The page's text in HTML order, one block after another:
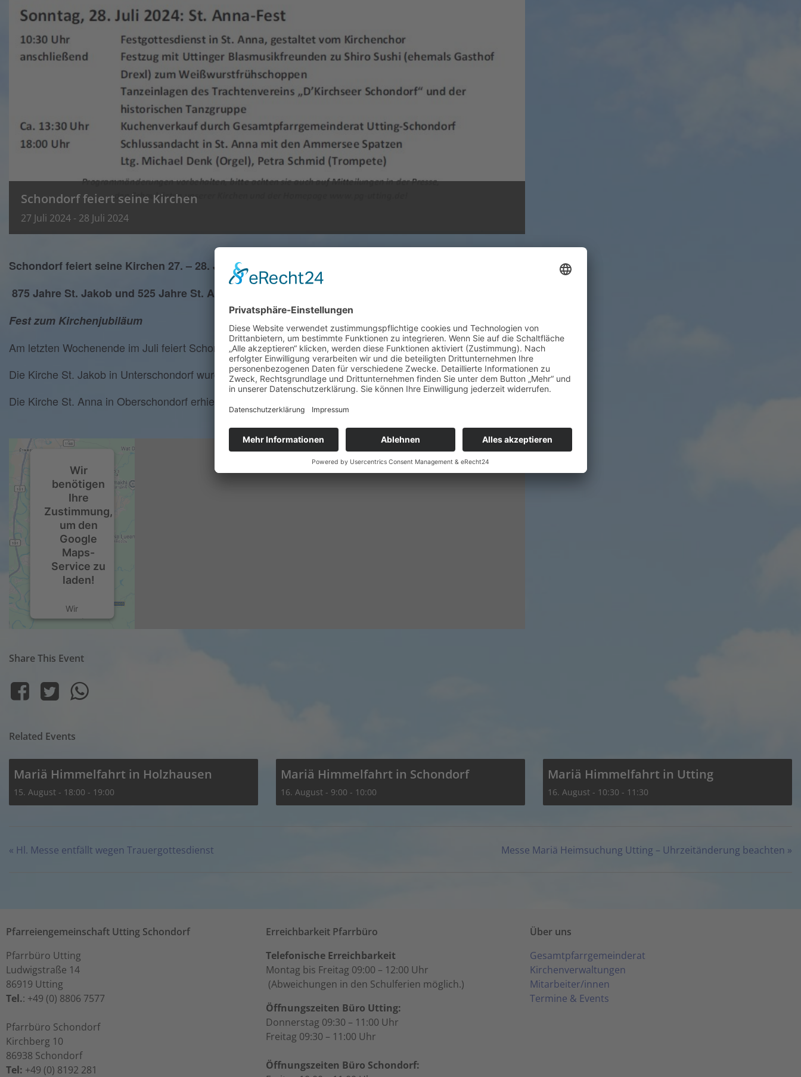
Schondorf feiert seine Kirchen
27 Juli 2024 - 28 Juli 2024
Schondorf feiert seine Kirchen 27. – 28. Juli 2024,
875 Jahre St. Jakob und 525 Jahre St. Anna
Fest zum Kirchenjubiläum
Am letzten Wochenende im Juli feiert Schondorf seine beiden historischen Kirchen.
Die Kirche St. Jakob in Unterschondorf wurde 1149 zum ersten Mal erwähnt.
Die Kirche St. Anna in Oberschondorf erhielt 1499 ihre Weihe.
Wir
benötigen
Ihre
Zustimmung,
um den
Google
Maps-
Service zu
laden!
Wir
verwenden
Drittanbieters,
Karteninhalte
einzubetten.
Daten zu
Aktivitäten
sammeln.
die Details
durch und
des Service
powered by
Usercentrics
Consent
Platform &
eRecht24
Share This Event
Related Events
Mariä Himmelfahrt in Holzhausen
15. August - 18:00 - 19:00
Mariä Himmelfahrt in Schondorf
16. August - 9:00 - 10:00
Mariä Himmelfahrt in Utting
16. August - 10:30 - 11:30
« Hl. Messe entfällt wegen Trauergottesdienst Messe Mariä Heimsuchung Utting – Uhrzeitänderung beachten »
Pfarreiengemeinschaft Utting Schondorf
Pfarrbüro Utting
Ludwigstraße 14
86919 Utting
Tel.: +49 (0) 8806 7577
Pfarrbüro Schondorf
Kirchberg 10
86938 Schondorf
Tel: +49 (0) 8192 281
Erreichbarkeit Pfarrbüro
Telefonische Erreichbarkeit
Montag bis Freitag 09:00 – 12:00 Uhr
(Abweichungen in den Schulferien möglich.)
Öffnungszeiten Büro Utting:
Donnerstag 09:30 – 11:00 Uhr
Freitag 09:30 – 11:00 Uhr
Öffnungszeiten Büro Schondorf:
Über uns
Gesamtpfarrgemeinderat
Kirchenverwaltungen
Mitarbeiter/innen
Termine & Events